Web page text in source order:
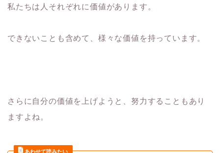
私たちは人それぞれに価値があります。
できないことも含めて、様々な価値を持っています。
さらに自分の価値を上げようと、努力することもあり
ますよね。